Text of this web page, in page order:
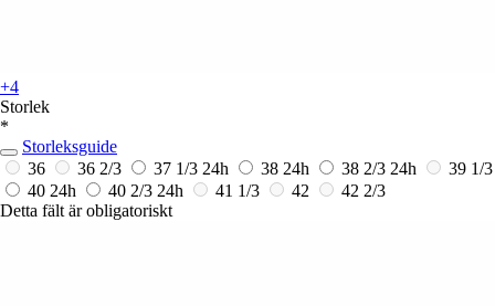
+4
Storlek
*
Storleksguide
36
36 2/3 37 1/3 24h 38 24h 38 2/3 24h
39 1/3
40 24h 40 2/3 24h 41 1/3 42
42 2/3
Detta fält är obligatoriskt